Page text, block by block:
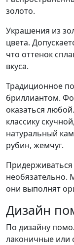
золото.
Украшения из
цвета.
что оттенок
вкуса.
Традиционное
бриллиантом.
оказаться
классику
натуральный
рубин, жемчуг.
необязательно.
они выполнят
Дизайн
По дизайну
лаконичные или